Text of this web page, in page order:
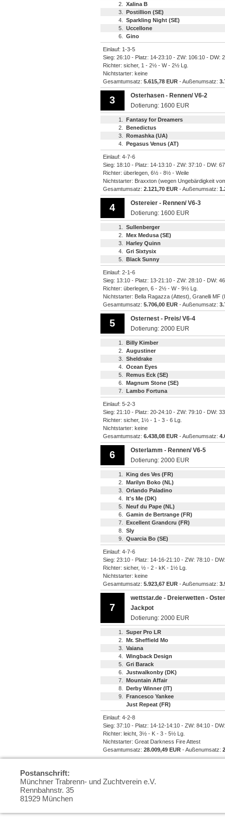
2.
Xalina B
3.
Postillion (SE)
4.
Sparkling Night (SE)
5.
Uccellone
6.
Gino
Einlauf: 1-3-5
Sieg: 26:10 - Platz: 14-23:10 - ZW: 106:10 - DW:
Richter: sicher, 1 - 2½ - W - 2½ Lg.
Nichtstarter: keine
Gesamtumsatz: 5.615,78 EUR - Außenumsatz:
3
Osterhasen - Rennen/ V6-2
Dotierung: 1600 EUR
1.
Fantasy for Dreamers
2.
Benedictus
3.
Romashka (UA)
4.
Pegasus Venus (AT)
Einlauf: 4-7-6
Sieg: 18:10 - Platz: 14-13:10 - ZW: 37:10 - DW:
Richter: überlegen, 6½ - 8½ - Weile
Nichtstarter: Braxxton (wegen Ungebärdigkeit
Gesamtumsatz: 2.121,70 EUR - Außenumsatz:
4
Ostereier - Rennen/ V6-3
Dotierung: 1600 EUR
1.
Sullenberger
2.
Mex Medusa (SE)
3.
Harley Quinn
4.
Gri Sixtysix
5.
Black Sunny
Einlauf: 2-1-6
Sieg: 13:10 - Platz: 13-21:10 - ZW: 28:10 - DW:
Richter: überlegen, 6 - 2½ - W - 9½ Lg.
Nichtstarter: Bella Ragazza (Attest), Granelli MF
Gesamtumsatz: 5.706,00 EUR - Außenumsatz:
5
Osternest - Preis/ V6-4
Dotierung: 2000 EUR
1.
Billy Kimber
2.
Augustiner
3.
Sheldrake
4.
Ocean Eyes
5.
Remus Eck (SE)
6.
Magnum Stone (SE)
7.
Lambo Fortuna
Einlauf: 5-2-3
Sieg: 21:10 - Platz: 20-24:10 - ZW: 79:10 - DW:
Richter: sicher, 1½ - 1 - 3 - 6 Lg.
Nichtstarter: keine
Gesamtumsatz: 6.438,08 EUR - Außenumsatz:
6
Osterlamm - Rennen/ V6-5
Dotierung: 2000 EUR
1.
King des Ves (FR)
2.
Marilyn Boko (NL)
3.
Orlando Paladino
4.
It's Me (DK)
5.
Neuf du Pape (NL)
6.
Gamin de Bertrange (FR)
7.
Excellent Grandcru (FR)
8.
Sly
9.
Quarcia Bo (SE)
Einlauf: 4-7-6
Sieg: 23:10 - Platz: 14-16-21:10 - ZW: 78:10 -
Richter: sicher, ½ - 2 - kK - 1½ Lg.
Nichtstarter: keine
Gesamtumsatz: 5.923,67 EUR - Außenumsatz:
7
wettstar.de - Dreierwetten -
Jackpot
Dotierung: 2000 EUR
1.
Super Pro LR
2.
Mr. Sheffield Mo
3.
Vaiana
4.
Wingback Design
5.
Gri Barack
6.
Justwalkonby (DK)
7.
Mountain Affair
8.
Derby Winner (IT)
9.
Francesco Yankee
Just Repeat (FR)
Einlauf: 4-2-8
Sieg: 37:10 - Platz: 14-12-14:10 - ZW: 84:10 -
Richter: leicht, 3½ - K - 3 - 5½ Lg.
Nichtstarter: Great Darkness Fire Attest
Gesamtumsatz: 28.009,49 EUR - Außenumsatz:
Postanschrift:
Münchner Trabrenn- und Zuchtverein e.V.
Rennbahnstr. 35
81929 München